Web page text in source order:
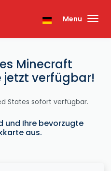
Menu
Minecraft
jetzt verfügbar!
States sofort verfügbar.
und Ihre bevorzugte
aus.